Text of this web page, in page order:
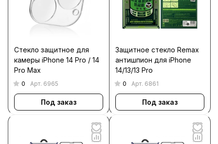
Стекло защитное для
камеры iPhone 14 Pro / 14
Pro Max
0 Арт. 6965
Под заказ
Защитное стекло Remax
антишпион для iPhone
14/13/13 Pro
0 Арт. 6861
Под заказ